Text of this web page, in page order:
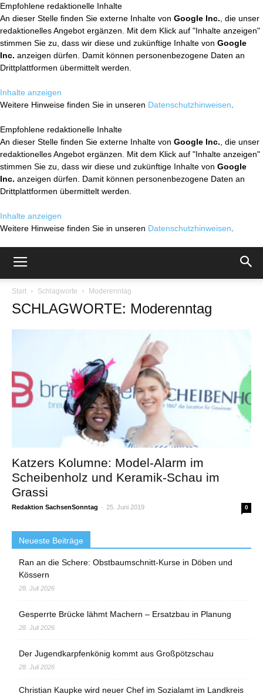
Empfohlene redaktionelle Inhalte
An dieser Stelle finden Sie externe Inhalte von Google Inc. , die unser
redaktionelles Angebot ergänzen. Mit dem Klick auf "Inhalte anzeigen"
stimmen Sie zu, dass wir diese und zukünftige Inhalte von Google
Inc. anzeigen dürfen. Damit können personenbezogene Daten an
Drittplattformen übermittelt werden.
Inhalte anzeigen
Weitere Hinweise finden Sie in unseren Datenschutzhinweisen
Empfohlene redaktionelle Inhalte
An dieser Stelle finden Sie externe Inhalte von Google Inc. , die unser
redaktionelles Angebot ergänzen. Mit dem Klick auf "Inhalte anzeigen"
stimmen Sie zu, dass wir diese und zukünftige Inhalte von Google
Inc. anzeigen dürfen. Damit können personenbezogene Daten an
Drittplattformen übermittelt werden.
Inhalte anzeigen
Weitere Hinweise finden Sie in unseren Datenschutzhinweisen
Start Schlagworte Moderenntag
SCHLAGWORTE: Moderenntag
Katzers Kolumne: Model-Alarm im
Scheibenholz und Keramik-Schau im
Grassi
Redaktion SachsenSonntag - 25. Juni 2019 0
Neueste Beiträge
Ran an die Schere: Obstbaumschnitt-Kurse in Döben und
Kössern
28. Juli 2026
Gesperrte Brücke lähmt Machern – Ersatzbau in Planung
28. Juli 2026
Der Jugendkarpfenkönig kommt aus Großpötzschau
28. Juli 2026
Christian Kaupke wird neuer Chef im Sozialamt im Landkreis